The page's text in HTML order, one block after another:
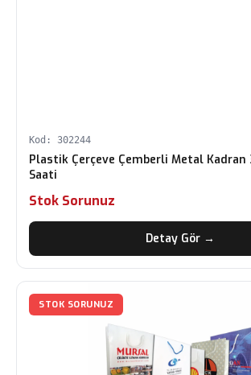
Kod: 302244
Plastik Çerçeve Çemberli Metal Kadran
Saati
Stok Sorunuz
Detay Gör →
STOK SORUNUZ